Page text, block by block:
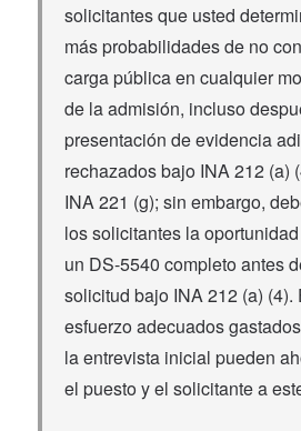
solicitantes que usted
más probabilidades de no
carga pública en cualquier
de la admisión, incluso
presentación de evidencia
rechazados bajo INA 212 (a)
INA 221 (g); sin embargo,
los solicitantes la
un DS-5540 completo antes
solicitud bajo INA 212 (a) (4).
esfuerzo adecuados
la entrevista inicial pueden
el puesto y el solicitante a